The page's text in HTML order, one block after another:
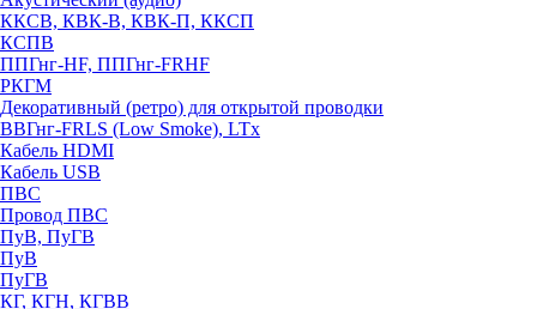
ККСВ, КВК-В, КВК-П, ККСП
КСПВ
ППГнг-HF, ППГнг-FRHF
РКГМ
Декоративный (ретро) для открытой проводки
ВВГнг-FRLS (Low Smoke), LTx
Кабель HDMI
Кабель USB
ПВС
Провод ПВС
ПуВ, ПуГВ
ПуВ
ПуГВ
КГ, КГН, КГВВ